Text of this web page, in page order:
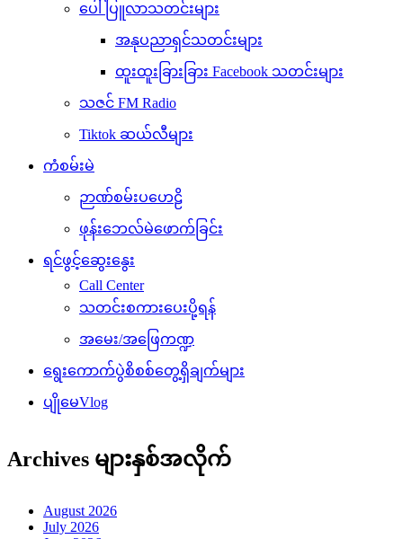
ပေါ်ပြူလာသတင်းများ
အနုပညာရှင်သတင်းများ
ထူးထူးခြားခြား Facebook သတင်းများ
သဇင် FM Radio
Tiktok ဆယ်လီများ
ကံစမ်းမဲ
ဉာဏ်စမ်းပဟေဠိ
ဖုန်းဘေလ်မဲဖောက်ခြင်း
ရင်ဖွင့်ဆွေးနွေး
Call Center
သတင်းစကားပေးပို့ရန်
အမေး/အဖြေကဏ္ဍ
ရွေးကောက်ပွဲစိစစ်တွေ့ရှိချက်များ
ပျိုမေVlog
Archives များနှစ်အလိုက်
August 2026
July 2026